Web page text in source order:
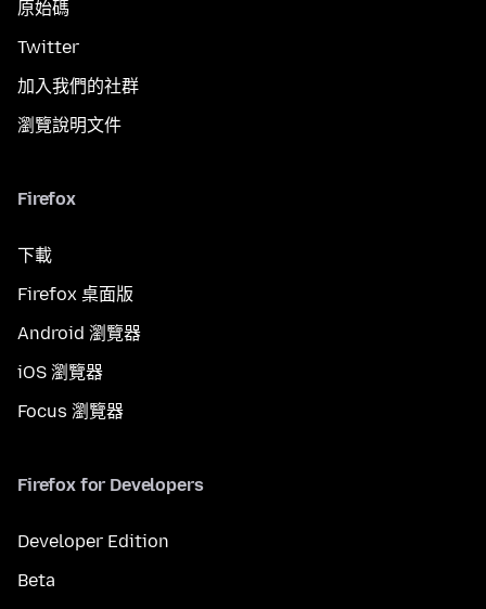
原始碼
Twitter
加入我們的社群
瀏覽說明文件
Firefox
下載
Firefox 桌面版
Android 瀏覽器
iOS 瀏覽器
Focus 瀏覽器
Firefox for Developers
Developer Edition
Beta